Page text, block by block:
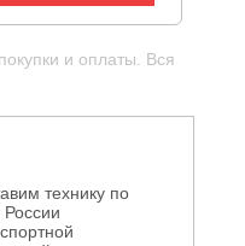
и оплаты. Вся
технику по
России